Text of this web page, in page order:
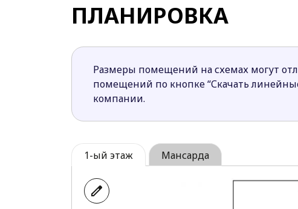
ПЛАНИРОВКА
Размеры помещений на схемах могут
помещений по кнопке “Скачать
компании.
1-ый этаж Мансарда